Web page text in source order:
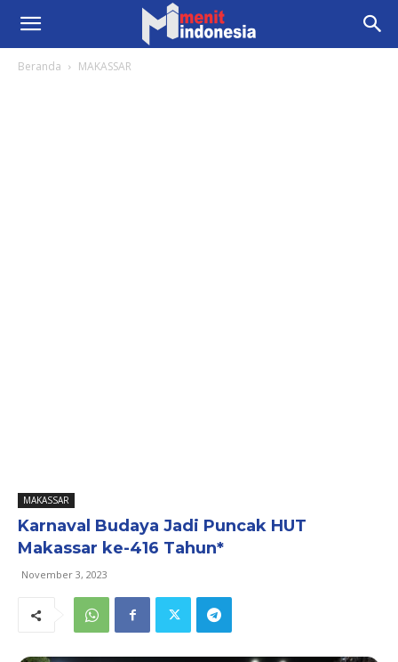
Beranda MAKASSAR
MAKASSAR
Karnaval Budaya Jadi Puncak HUT
Makassar ke-416 Tahun*
November 3, 2023